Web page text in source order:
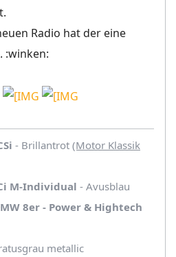
Radio hat der eine
:winken:
- Brillantrot (Motor Klassik
M-Individual - Avusblau
8er - Power & Hightech
metallic